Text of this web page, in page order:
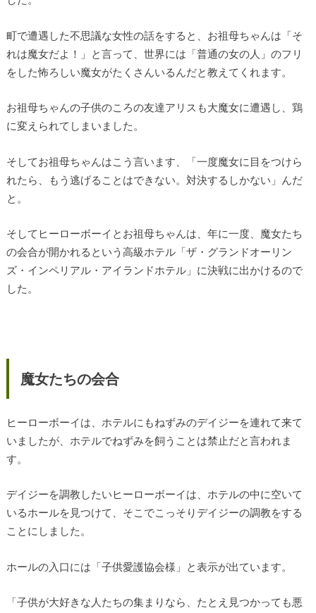
町で遭遇した不思議な女性の話をすると、お祖母ちゃんは「そ
れは魔女だよ！」と言って、世界には「普通の女の人」のフリ
をした怖ろしい魔女がたくさんいるんだと教えてくれます。
お祖母ちゃんの子供のころの友達アリスも大魔女に遭遇し、鶏
に変えられてしまいました。
そしてお祖母ちゃんはこう言います、「一度魔女に目をつけら
れたら、もう逃げることはできない。対決するしかない」んだ
と。
そしてヒーローボーイとお祖母ちゃんは、年に一度、魔女たち
の会合が開かれるという高級ホテル「ザ・グランドオーリン
ズ・インペリアル・アイランドホテル」に決戦に出かけるので
した。
魔女たちの会合
ヒーローボーイは、ホテルにもねずみのデイジーを連れて来て
いましたが、ホテルでねずみを飼うことは禁止だと言われま
す。
デイジーを調教したいヒーローボーイは、ホテルの中に空いて
いるホールを見つけて、そこでこっそりデイジーの調教をする
ことにしました。
ホールの入口には「子供愛護協会様」と表示が出ています。
「子供が大好きな人たちの集まりなら、たとえ見つかっても悪